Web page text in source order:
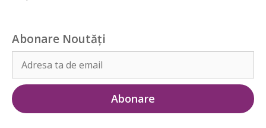
Abonare Noutăți